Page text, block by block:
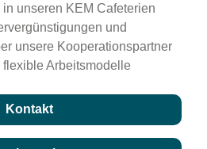
unseren KEM Cafeterien
und
unsere Kooperationspartner
Arbeitsmodelle
Kontakt